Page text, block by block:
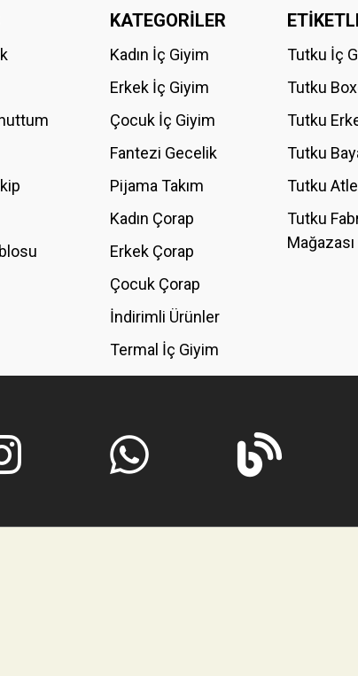
Bu ürüne ilk yorumu siz yapın!
KATEGORİLER
Kadın İç Giyim
Erkek İç Giyim
Çocuk İç Giyim
Fantezi Gecelik
Pijama Takım
Kadın Çorap
Erkek Çorap
Çocuk Çorap
İndirimli Ürünler
Termal İç Giyim
Tutku İç
Tutku
Tutku
Tutku
Tutku
Tutku
Mağazası